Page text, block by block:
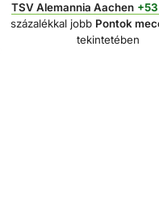
TSV Alemannia Aachen
százalékkal jobb Pontok
tekintetében